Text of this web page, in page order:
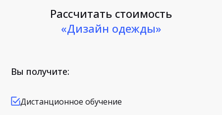
Рассчитать стоимость
«Дизайн одежды»
Вы получите:
Дистанционное обучение